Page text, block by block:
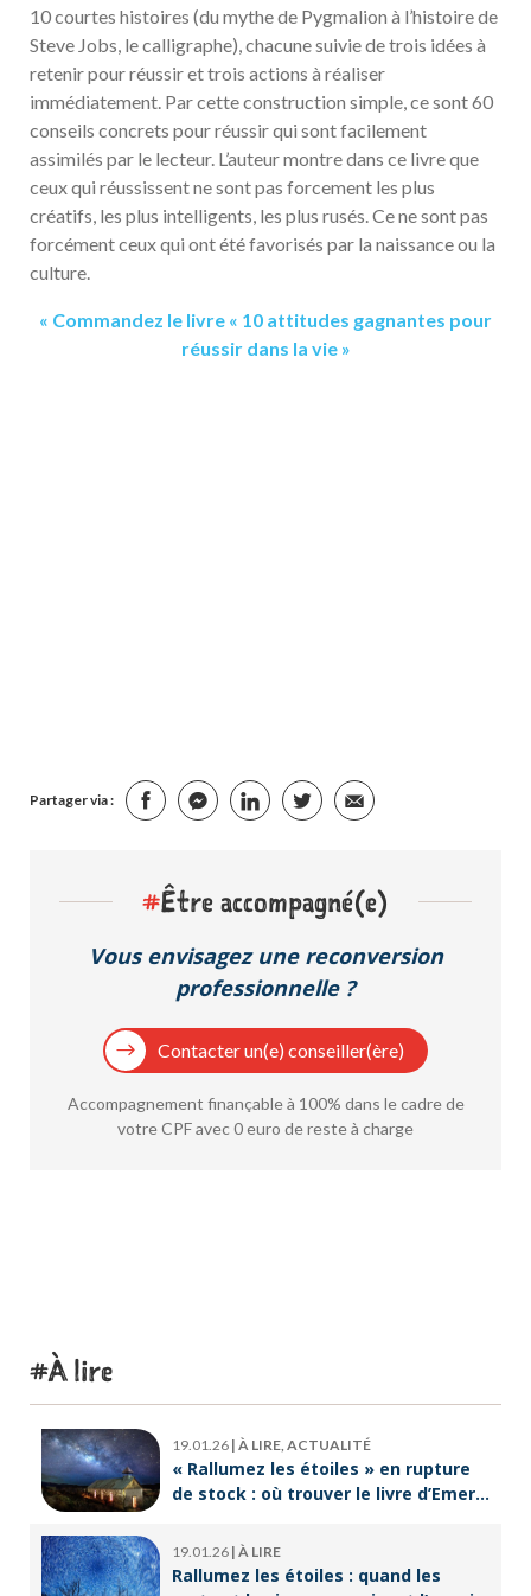
10 courtes histoires (du mythe de Pygmalion à l’histoire de
Steve Jobs, le calligraphe), chacune suivie de trois idées à
retenir pour réussir et trois actions à réaliser
immédiatement. Par cette construction simple, ce sont 60
conseils concrets pour réussir qui sont facilement
assimilés par le lecteur. L’auteur montre dans ce livre que
ceux qui réussissent ne sont pas forcement les plus
créatifs, les plus intelligents, les plus rusés. Ce ne sont pas
forcément ceux qui ont été favorisés par la naissance ou la
culture.
« Commandez le livre « 10 attitudes gagnantes pour
réussir dans la vie »
Partager via :
#Être accompagné(e)
Vous envisagez une reconversion
professionnelle ?
Contacter un(e) conseiller(ère)
Accompagnement finançable à 100% dans le cadre de
votre CPF avec 0 euro de reste à charge
À lire
19.01.26 | À LIRE, ACTUALITÉ
« Rallumez les étoiles » en rupture
de stock : où trouver le livre d’Emeric
19.01.26 | À LIRE
Rallumez les étoiles : quand les